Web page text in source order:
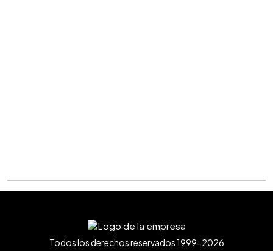
Todos los derechos reservados 1999-2026